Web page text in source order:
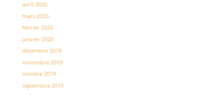
avril 2020
mars 2020
février 2020
janvier 2020
décembre 2019
novembre 2019
octobre 2019
septembre 2019